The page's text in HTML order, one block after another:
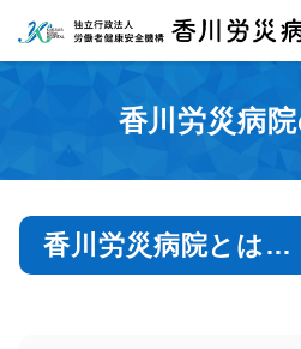
香川労災病
香川労災病院とは…